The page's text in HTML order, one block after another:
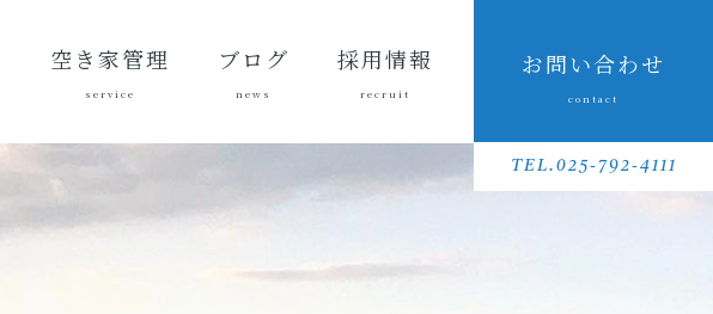
空き家管理
service
ービスとは？
動内容
流れ
ブログ
news
ログ
ブログ
風景
採用情報
recruit
ージ
くというこ
三友組
厚生・社内
動画
ンタビュー
るお問い合
お問い合わせ
contact
TEL.025-792-4111